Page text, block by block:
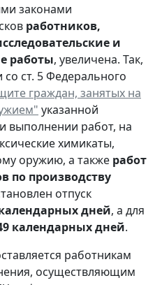
законами
работников,
и
работы, увеличена. Так,
ст. 5 Федерального
граждан, занятых на
указанной
выполнении работ, на
химикаты,
оружию, а также работ
по производству
отпуск
дней, а для
календарных дней.
работникам
осуществляющим